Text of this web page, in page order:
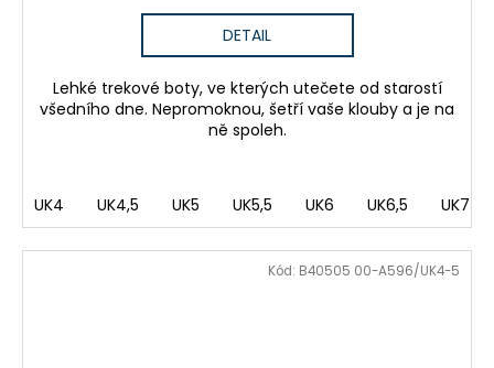
DETAIL
Lehké trekové boty, ve kterých utečete od starostí
všedního dne. Nepromoknou, šetří vaše klouby a je na
ně spoleh.
UK4 UK4,5 UK5 UK5,5 UK6 UK6,5 UK7
Kód: B40505 00-A596/UK4-5